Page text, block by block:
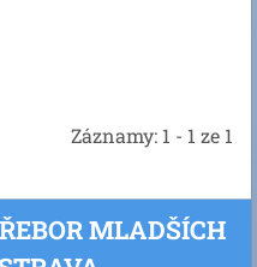
Záznamy: 1 - 1 ze 1
MLADŠÍCH